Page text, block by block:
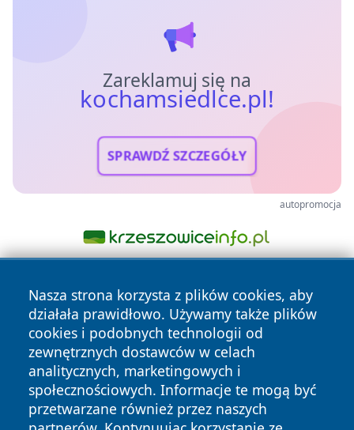
Zareklamuj się na
kochamsiedlce.pl!
SPRAWDŹ SZCZEGÓŁY
autopromocja
Nasza strona korzysta z plików cookies, aby
działała prawidłowo. Używamy także plików
cookies i podobnych technologii od
zewnętrznych dostawców w celach
analitycznych, marketingowych i
społecznościowych. Informacje te mogą być
przetwarzane również przez naszych
Copyright © 2026 kochamsiedlce.pl Wszystkie prawa
zastrzeżone.